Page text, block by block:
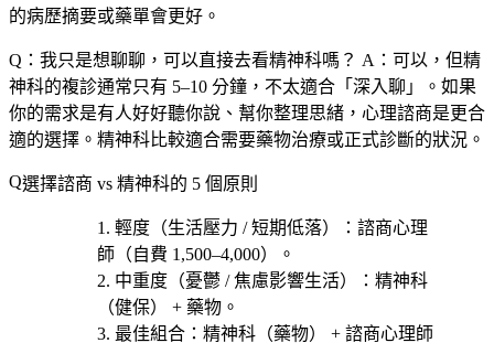
的病歷摘要或藥單會更好。
Q：我只是想聊聊，可以直接去看精神科嗎？ A：可以，但精
神科的複診通常只有 5–10 分鐘，不太適合「深入聊」。如果
你的需求是有人好好聽你說、幫你整理思緒，心理諮商是更合
適的選擇。精神科比較適合需要藥物治療或正式診斷的狀況。
選擇諮商 vs 精神科的 5 個原則
輕度（生活壓力 / 短期低落）
：諮商心理
師（自費 1,500–4,000）。
中重度（憂鬱 / 焦慮影響生活）
：精神科
（健保） + 藥物。
最佳組合 ：精神科（藥物） + 諮商心理師